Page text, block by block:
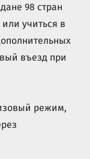
98 стран
учиться в
въезд при
режим,